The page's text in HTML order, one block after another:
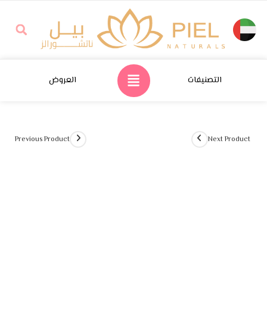
التصنيفات العروض
Previous Product Next Product